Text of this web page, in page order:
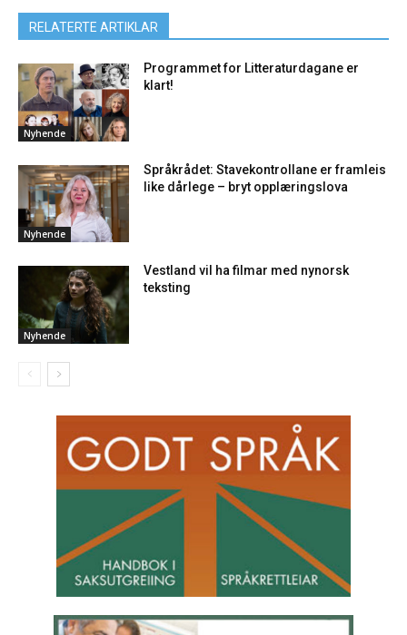
RELATERTE ARTIKLAR
Nyhende
Programmet for Litteraturdagane er
klart!
Nyhende
Språkrådet: Stavekontrollane er framleis
like dårlege – bryt opplæringslova
Nyhende
Vestland vil ha filmar med nynorsk
teksting